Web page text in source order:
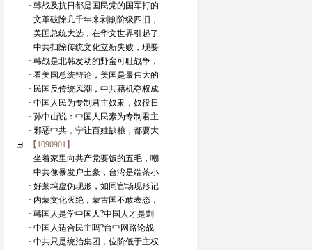
· 韩战及抗日都是国民党的国军打的
· 文革破除几千年来剥削阶级四旧，
· 美国总统大选，在华文世界引起了
· 中共扫除传统文化立新失败，现要
· 韩战是北韩发动的野蛮可耻战争，
· 看美国总统辩论，美国是最伟大的
· 民国反传统风潮，中共藉机夺权成
· 中国人民为专制君主奴隶，奴役日
· 孙中山说：中国人民素为专制君主
· 邪恶中共，宁让百姓缺粮，都要大
【1090901】
· 坐着家里向共产党要饭的五毛，嘲
· 中共像暴发户土豪，台湾是端茶小
· 好莱坞虚伪现形，如同官场现形记
· 内蒙文化灭绝，蒙古国不敢表态，
· 韩国人是学中国人?中国人才是剽
· 中国人适合民主吗?台中网路论战
· 中共只是统治集团，位阶低于主权